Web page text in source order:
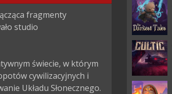
fragmenty
studio
świecie, w którym
cywilizacyjnych i
Układu Słonecznego.